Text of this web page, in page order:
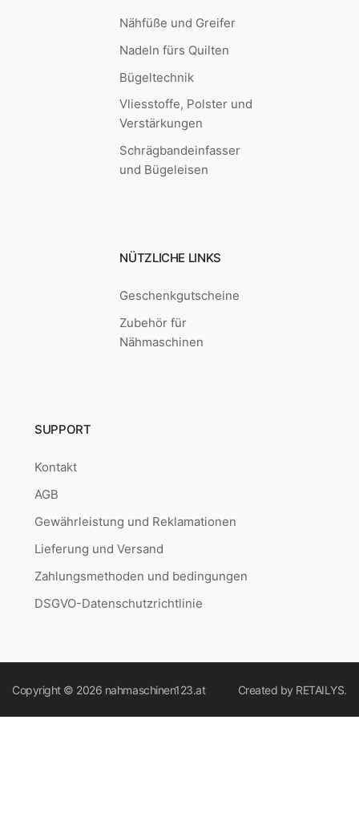
Nähfüße und Greifer
Nadeln fürs Quilten
Bügeltechnik
Vliesstoffe, Polster und
Verstärkungen
Schrägbandeinfasser
und Bügeleisen
NÜTZLICHE LINKS
Geschenkgutscheine
Zubehör für
Nähmaschinen
SUPPORT
Kontakt
AGB
Gewährleistung und Reklamationen
Lieferung und Versand
Zahlungsmethoden und bedingungen
DSGVO-Datenschutzrichtlinie
Copyright © 2026 nahmaschinen123.at Created by RETAILYS.